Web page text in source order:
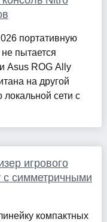
портативную
пытается
Asus ROG Ally
на другой
сети с
игрового
с симметричными
компактных